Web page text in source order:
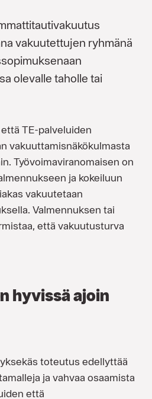
vakuutettujen ryhmänä
olevalle taholle tai
TE-palveluiden
vakuuttamisnäkökulmasta
Työvoimaviranomaisen on
ja kokeiluun
vakuutetaan
Valmennuksen tai
että vakuutusturva
hyvissä ajoin
toteutus edellyttää
ja vahvaa osaamista
että